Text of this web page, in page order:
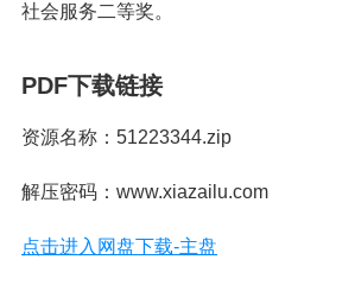
社会服务二等奖。
PDF下载链接
资源名称：51223344.zip
解压密码：www.xiazailu.com
点击进入网盘下载-主盘